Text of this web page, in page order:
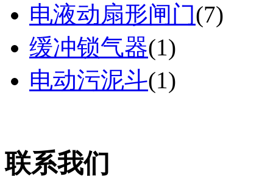
电液动扇形闸门(7)
缓冲锁气器(1)
电动污泥斗(1)
联系我们